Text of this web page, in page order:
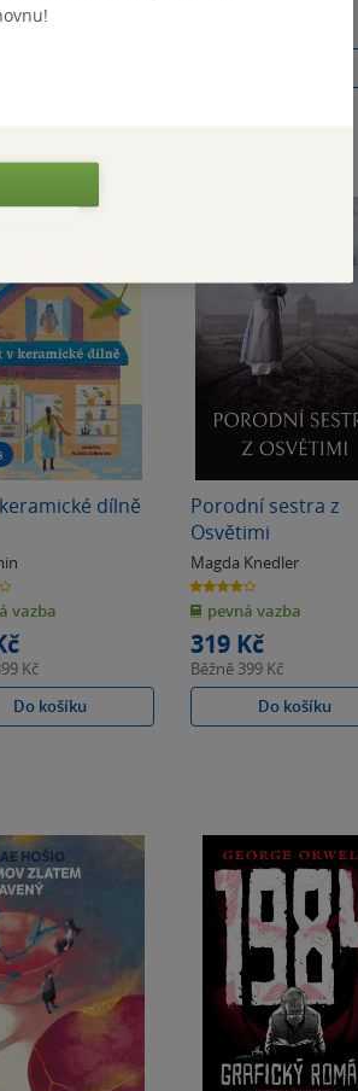
dílně
vazba
Kč
Do košíku
Porodní sestra z
Osvětimi
Magda Knedler
3.9
z
5
hvězdiček
pevná vazba
319 Kč
Běžně 399 Kč
Do košíku